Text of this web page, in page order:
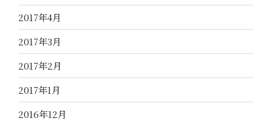
2017年4月
2017年3月
2017年2月
2017年1月
2016年12月